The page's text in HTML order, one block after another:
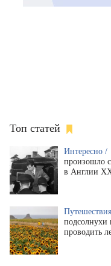
Топ статей
Интересно /
произошло
в Англии
подсолнухи
проводить